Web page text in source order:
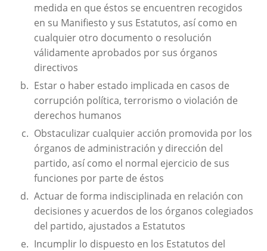
medida en que éstos se encuentren recogidos
en su Manifiesto y sus Estatutos, así como en
cualquier otro documento o resolución
válidamente aprobados por sus órganos
directivos
Estar o haber estado implicada en casos de
corrupción política, terrorismo o violación de
derechos humanos
Obstaculizar cualquier acción promovida por los
órganos de administración y dirección del
partido, así como el normal ejercicio de sus
funciones por parte de éstos
Actuar de forma indisciplinada en relación con
decisiones y acuerdos de los órganos colegiados
del partido, ajustados a Estatutos
Incumplir lo dispuesto en los Estatutos del